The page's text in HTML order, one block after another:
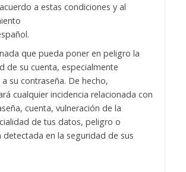
a estas condiciones y al
que pueda poner en peligro la
de su cuenta, especialmente
su contraseña. De hecho,
cualquier incidencia relacionada con
cuenta, vulneración de la
de tus datos, peligro o
detectada en la seguridad de sus